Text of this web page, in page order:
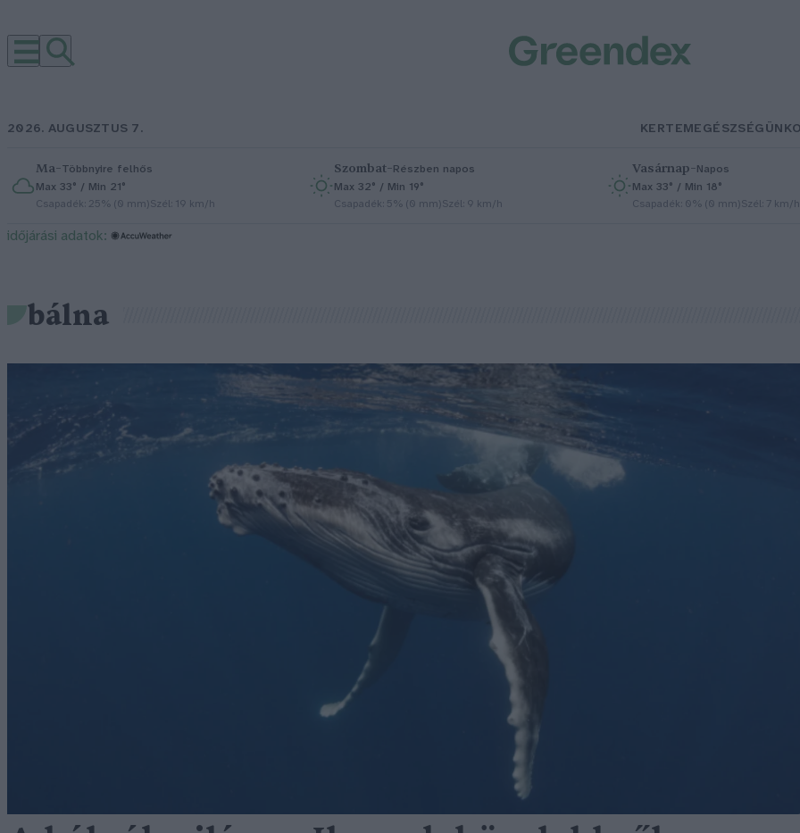
2026. AUGUSZTUS 7. KERTEMEGÉSZSÉGÜNK
Ma–Többnyire felhős
Max 33° / Min 21°
Csapadék: 25% (0 mm)Szél: 19 km/h
Szombat–Részben napos
Max 32° / Min 19°
Csapadék: 5% (0 mm)Szél: 9 km/h
Vasárnap–Napos
Max 33° / Min 18°
Csapadék: 0% (0 mm)Szél: 7 km/h
időjárási adatok:
bálna